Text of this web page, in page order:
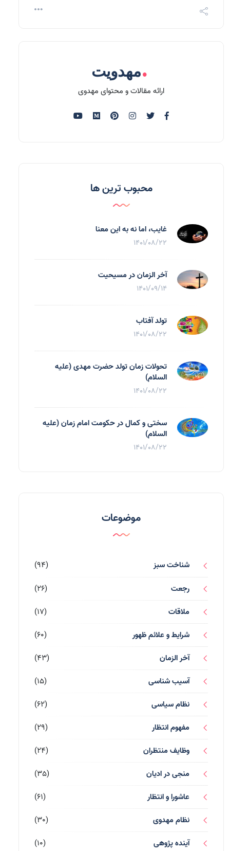
.مهدویت
ارائه مقالات و محتوای مهدوی
محبوب ترین ها
غایب، اما نه به اين معنا
1401/08/22
آخر الزمان در مسیحیت
1401/09/14
تولد آفتاب
1401/08/22
تحولات زمان تولد حضرت مهدی (علیه
السلام)
1401/08/22
سختی و کمال در حکومت امام زمان (علیه
السلام)
1401/08/22
موضوعات
شناخت سبز
(94)
رجعت
(26)
ملاقات
(17)
شرایط و علائم ظهور
(60)
آخر الزمان
(43)
آسیب شناسی
(15)
نظام سیاسی
(62)
مفهوم انتظار
(29)
وظایف منتظران
(24)
منجی در ادیان
(35)
عاشورا و انتظار
(61)
نظام مهدوی
(30)
آینده پژوهی
(10)